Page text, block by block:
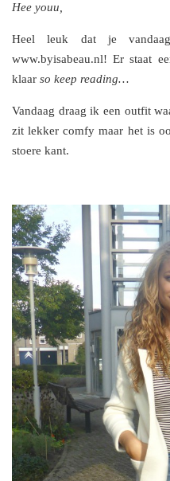
Hee youu,
Heel leuk dat je
www.byisabeau.nl! Er staat
klaar so keep reading…
Vandaag draag ik een outfit
zit lekker comfy maar het is
stoere kant.